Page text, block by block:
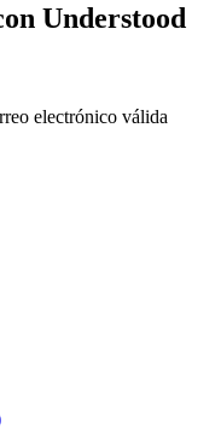
Understood
electrónico válida